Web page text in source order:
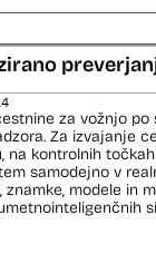
z analitično
posamezne
potovalne
ter zato
Nacionalna
primeru
rezervacij
o
posamično
Evidenca
za vožnjo
Za izvajanje
na kontrolnih
samodejno v
modele in